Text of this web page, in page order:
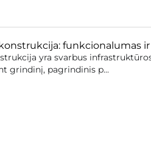
funkcionalumas
yra svarbus
grindinį, pagrindinis p...